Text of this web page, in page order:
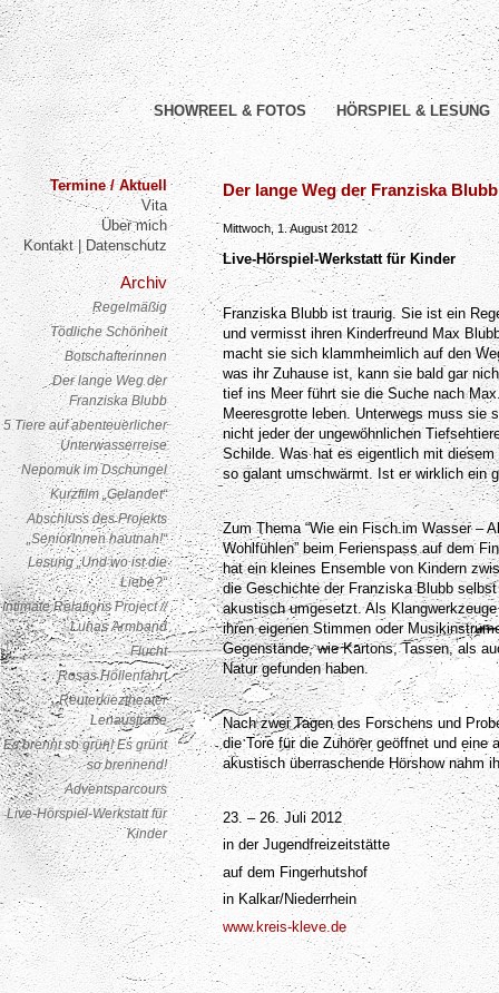
HÖRSPIEL & LESUNG
SHOWREEL & FOTOS
Der lange Weg der Franziska Blubb
Mittwoch, 1. August 2012
Live-Hörspiel-Werkstatt für Kinder
Franziska Blubb ist traurig. Sie ist ein
und vermisst ihren Kinderfreund Max
macht sie sich klammheimlich auf den
was ihr Zuhause ist, kann sie bald gar
tief ins Meer führt sie die Suche nach
Meeresgrotte leben. Unterwegs muss sie
nicht jeder der ungewöhnlichen
Schilde. Was hat es eigentlich mit
so galant umschwärmt. Ist er wirklich ein
Zum Thema “Wie ein Fisch im Wasser –
Wohlfühlen” beim Ferienspass auf dem
hat ein kleines Ensemble von Kindern
die Geschichte der Franziska Blubb
akustisch umgesetzt. Als
ihren eigenen Stimmen oder
Gegenstände, wie Kartons, Tassen, als
Natur gefunden haben.
Nach zwei Tagen des Forschens und
die Tore für die Zuhörer geöffnet und eine
akustisch überraschende Hörshow nahm
23. – 26. Juli 2012
in der Jugendfreizeitstätte
auf dem Fingerhutshof
in Kalkar/Niederrhein
www.kreis-kleve.de
Post navigation
Termine / Aktuell
Vita
Über mich
Kontakt | Datenschutz
Archiv
Regelmäßig
Tödliche Schönheit
Botschafterinnen
Der lange Weg der
Franziska Blubb
5 Tiere auf abenteuerlicher
Unterwasserreise
Nepomuk im Dschungel
Kurzfilm „Gelandet“
Abschluss des Projekts
„SeniorInnen hautnah!“
Lesung „Und wo ist die
Liebe?“
Intimate Relations Project //
Lunas Armband
Flucht
Rosas Höllenfahrt
Reuterkieztheater
Lenaustraße
Es brennt so grün! Es grünt
so brennend!
Adventsparcours
Live-Hörspiel-Werkstatt für
Kinder